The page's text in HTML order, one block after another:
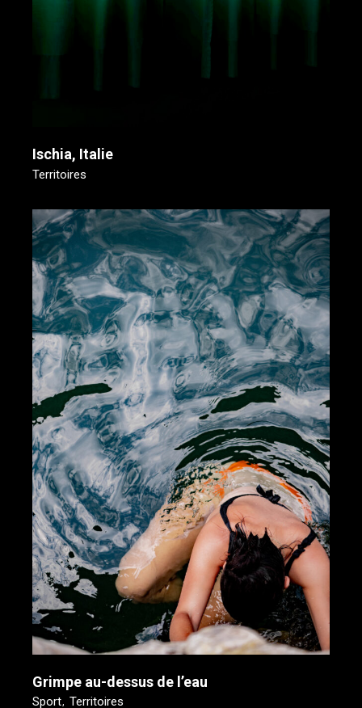
Ischia, Italie
Territoires
Grimpe au-dessus de l’eau
Sport Territoires